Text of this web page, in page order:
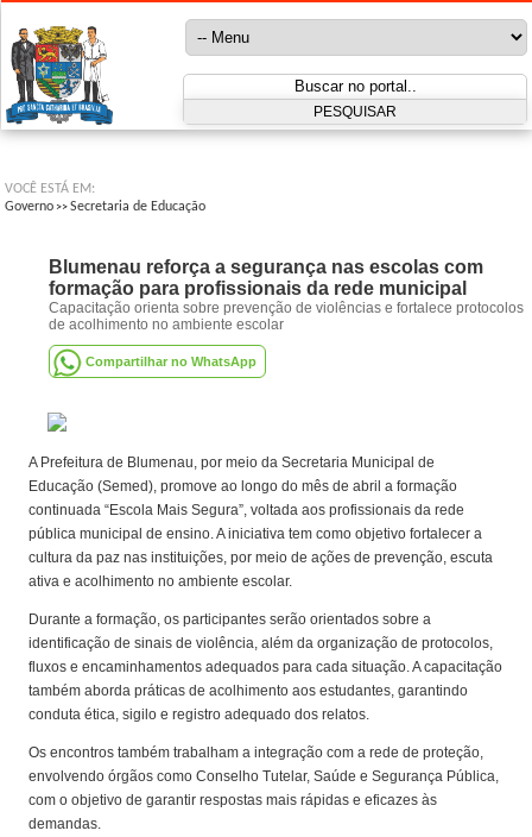
VOCÊ ESTÁ EM:
Governo >>Secretaria de Educação
Blumenau reforça a segurança nas escolas com
formação para profissionais da rede municipal
Capacitação orienta sobre prevenção de violências e fortalece protocolos
de acolhimento no ambiente escolar
Compartilhar no WhatsApp
A Prefeitura de Blumenau, por meio da Secretaria Municipal de
Educação (Semed), promove ao longo do mês de abril a formação
continuada “Escola Mais Segura”, voltada aos profissionais da rede
pública municipal de ensino. A iniciativa tem como objetivo fortalecer a
cultura da paz nas instituições, por meio de ações de prevenção, escuta
ativa e acolhimento no ambiente escolar.
Durante a formação, os participantes serão orientados sobre a
identificação de sinais de violência, além da organização de protocolos,
fluxos e encaminhamentos adequados para cada situação. A capacitação
também aborda práticas de acolhimento aos estudantes, garantindo
conduta ética, sigilo e registro adequado dos relatos.
Os encontros também trabalham a integração com a rede de proteção,
envolvendo órgãos como Conselho Tutelar, Saúde e Segurança Pública,
com o objetivo de garantir respostas mais rápidas e eficazes às
demandas.